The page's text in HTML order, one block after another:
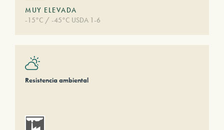
MUY ELEVADA
-15°C / -45°C USDA 1-6
Resistencia ambiental